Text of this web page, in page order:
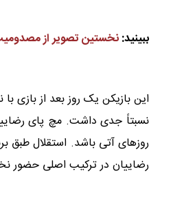
ببینید:نخستین تصویر از
این بازیکن یک روز بعد از بازی
نسبتاً جدی داشت. مچ پای
روزهای آتی باشد. استقلال طبق
رضاییان در ترکیب اصلی حضور